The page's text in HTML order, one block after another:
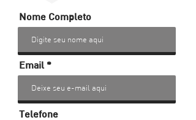
Nome Completo
Email
Telefone